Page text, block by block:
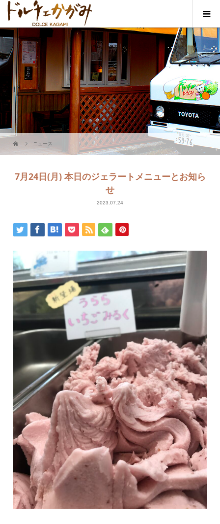
ニュース
7月24日(月) 本日のジェラートメニューとお知ら
せ
2023.07.24